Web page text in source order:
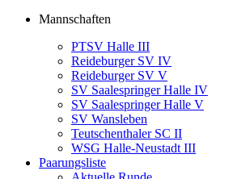
Mannschaften
PTSV Halle III
Reideburger SV IV
Reideburger SV V
SV Saalespringer Halle IV
SV Saalespringer Halle V
SV Wansleben
Teutschenthaler SC II
WSG Halle-Neustadt III
Paarungsliste